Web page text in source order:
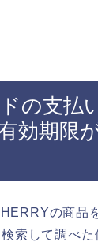
の支払
効期限
の商品
索して調べた